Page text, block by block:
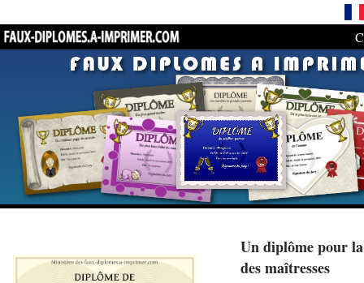
Un diplôme pour
des maîtresses